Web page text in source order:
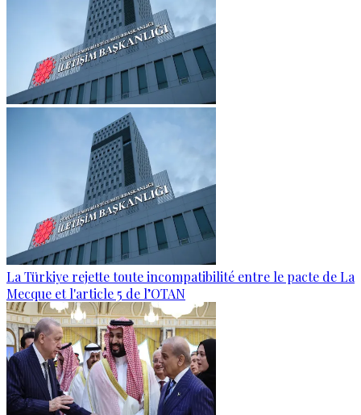
La Türkiye rejette toute incompatibilité entre le pacte de La
Mecque et l'article 5 de l’OTAN